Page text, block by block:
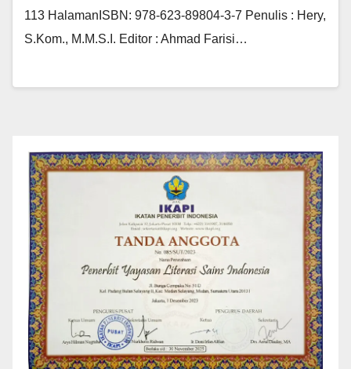
113 HalamanISBN: 978-623-89804-3-7 Penulis : Hery,
S.Kom., M.M.S.I. Editor : Ahmad Farisi…